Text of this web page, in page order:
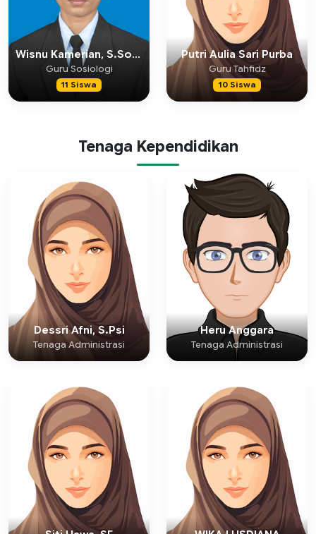
Wisnu Kamerian, S.Sosio
Guru Sosiologi
11 Siswa
Putri Aulia Sari Purba
Guru Tahfidz
10 Siswa
Tenaga Kependidikan
Dessri Afni, S.Psi
Tenaga Administrasi
Heru Anggara
Tenaga Administrasi